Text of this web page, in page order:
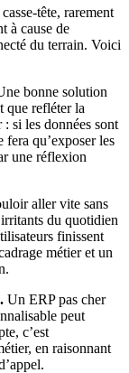
tête, rarement
à cause de
du terrain. Voici
bonne solution
que refléter la
si les données sont
fera qu’exposer les
une réflexion
aller vite sans
du quotidien
finissent
métier et un
Un ERP pas cher
peut
c’est
en raisonnant